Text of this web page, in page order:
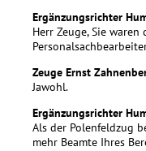
Ergänzungsrichter
Herr Zeuge, Sie waren
Zeuge Ernst
Jawohl.
Ergänzungsrichter
Als der Polenfeldzug
mehr Beamte Ihres